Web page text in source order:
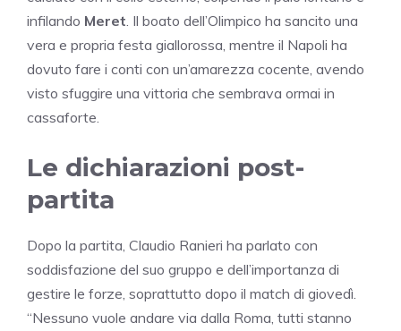
infilando Meret . Il boato dell’Olimpico ha sancito una
vera e propria festa giallorossa, mentre il Napoli ha
dovuto fare i conti con un’amarezza cocente, avendo
visto sfuggire una vittoria che sembrava ormai in
cassaforte.
Le dichiarazioni post-
partita
Dopo la partita, Claudio Ranieri ha parlato con
soddisfazione del suo gruppo e dell’importanza di
gestire le forze, soprattutto dopo il match di giovedì.
“Nessuno vuole andare via dalla Roma, tutti stanno